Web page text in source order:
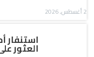
2 أغسطس, 2026
العثور